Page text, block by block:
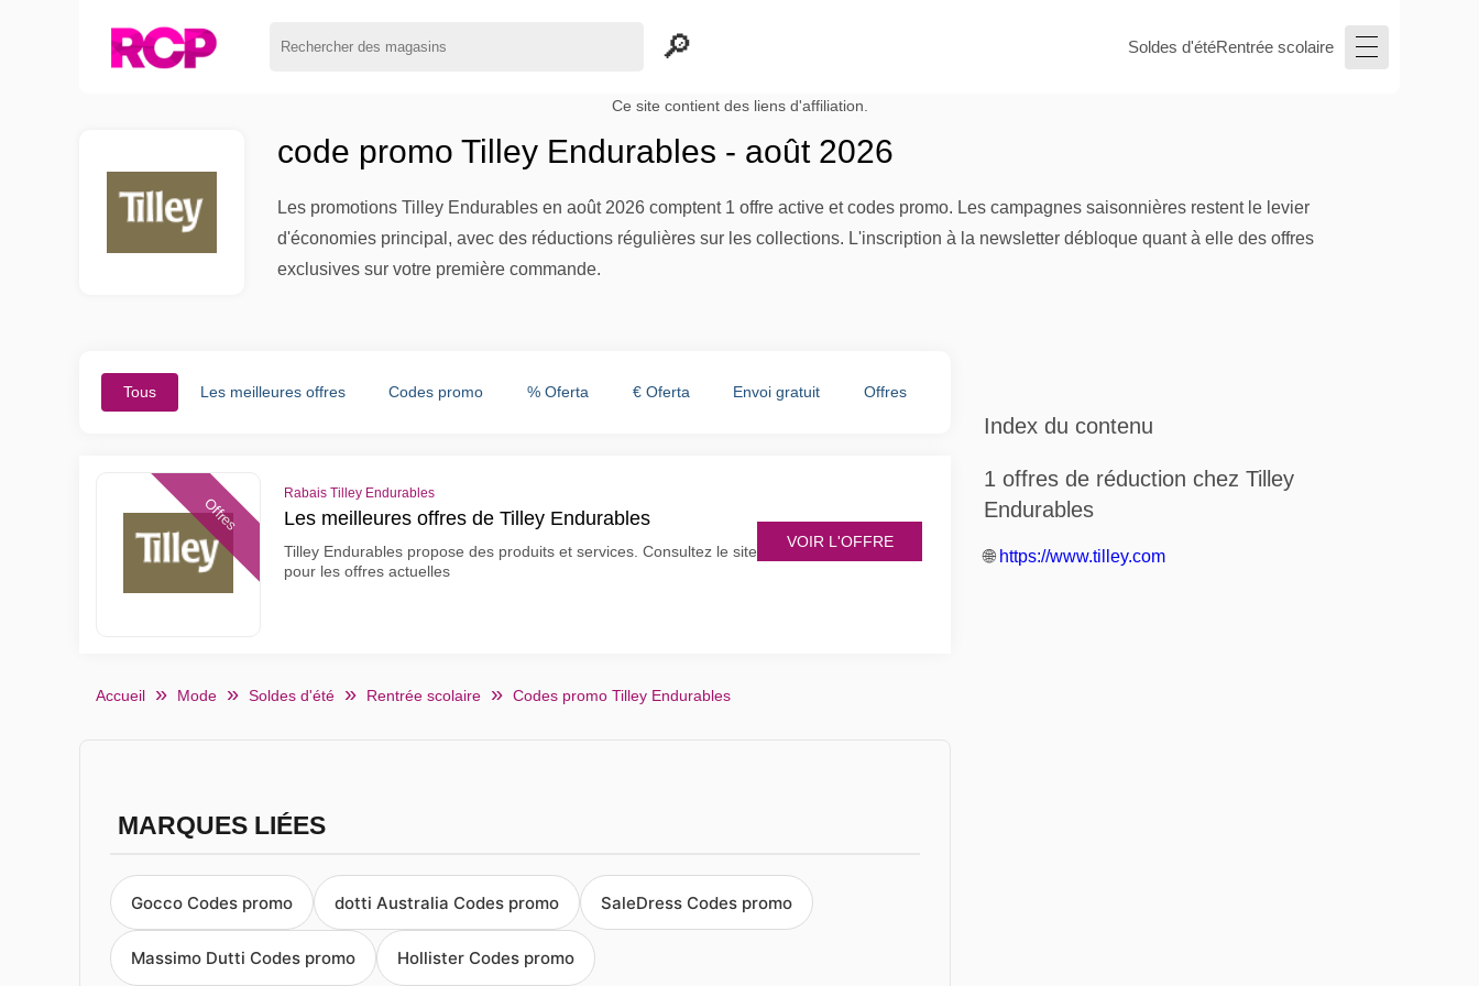
Soldes d'étéRentrée scolaire
Ce site contient des liens d'affiliation.
code promo Tilley Endurables - août 2026
Les promotions Tilley Endurables en août 2026 comptent 1 offre active et codes promo. Les campagnes saisonnières restent le levier
d'économies principal, avec des réductions régulières sur les collections. L'inscription à la newsletter débloque quant à elle des offres
exclusives sur votre première commande.
Tous Les meilleures offres Codes promo % Oferta € Oferta Envoi gratuit Offres
Offres
Rabais Tilley Endurables
Les meilleures offres de Tilley Endurables
Tilley Endurables propose des produits et services. Consultez le site
pour les offres actuelles
VOIR L'OFFRE
Accueil Mode Soldes d'été Rentrée scolaire Codes promo Tilley Endurables
MARQUES LIÉES
Gocco Codes promo dotti Australia Codes promo SaleDress Codes promo
Massimo Dutti Codes promo Hollister Codes promo
Index du contenu
1 offres de réduction chez Tilley
Endurables
🌐 https://www.tilley.com